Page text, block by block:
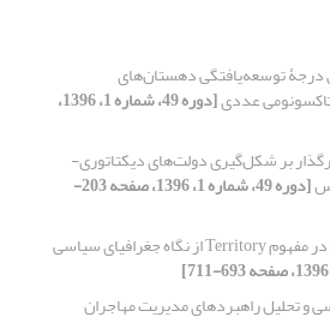
توسعه‌یافتگی دهستان‌های
عددی [دوره 49، شماره 1، 1396،
بر شکل‌گیری دولت‌های دیکتاتوری-
[دوره 49، شماره 1، 1396، صفحه 203-
بازاندیشی در مفهوم Territory از نگاه جغرافیای سیاسی
و تحلیل راهبردهای مدیریت مهاجران